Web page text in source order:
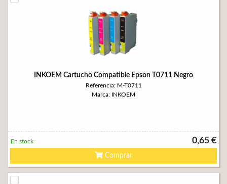
INKOEM Cartucho Compatible Epson T0711 Negro
Referencia: M-T0711
Marca: INKOEM
0,65 €
En stock
Comprar